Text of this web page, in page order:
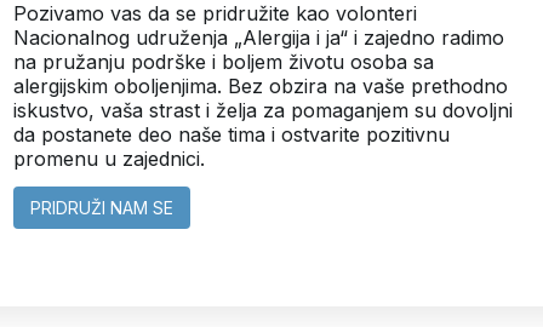
Pozivamo vas da se pridružite kao volonteri
Nacionalnog udruženja „Alergija i ja“ i zajedno radimo
na pružanju podrške i boljem životu osoba sa
alergijskim oboljenjima. Bez obzira na vaše prethodno
iskustvo, vaša strast i želja za pomaganjem su dovoljni
da postanete deo naše tima i ostvarite pozitivnu
promenu u zajednici.
PRIDRUŽI NAM SE